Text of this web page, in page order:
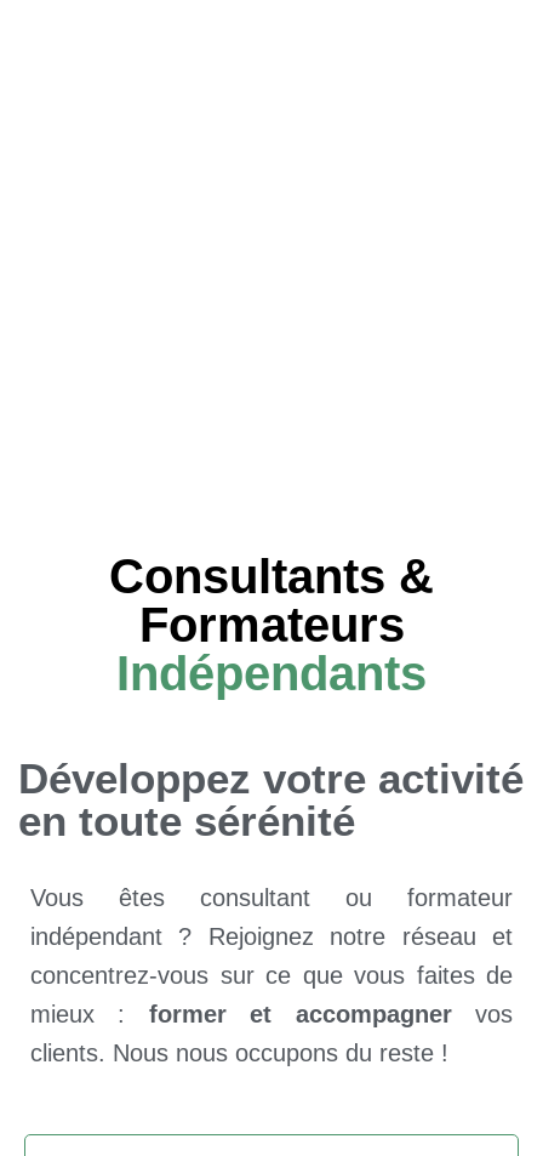
Consultants &
Formateurs
Indépendants
Développez votre activité
en toute sérénité
Vous êtes consultant ou formateur
indépendant ? Rejoignez notre réseau et
concentrez-vous sur ce que vous faites de
mieux : former et accompagnervos
clients. Nous nous occupons du reste !